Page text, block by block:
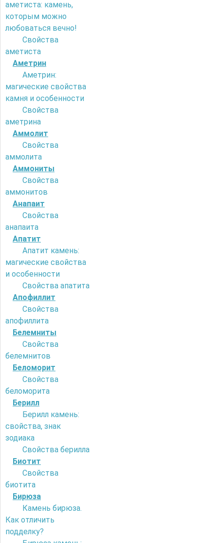
аметиста: камень,
которым можно
любоваться вечно!
Свойства
аметиста
Аметрин
Аметрин:
магические свойства
камня и особенности
Свойства
аметрина
Аммолит
Свойства
аммолита
Аммониты
Свойства
аммонитов
Анапаит
Свойства
анапаита
Апатит
Апатит камень:
магические свойства
и особенности
Свойства апатита
Апофиллит
Свойства
апофиллита
Белемниты
Свойства
белемнитов
Беломорит
Свойства
беломорита
Берилл
Берилл камень:
свойства, знак
зодиака
Свойства берилла
Биотит
Свойства
биотита
Бирюза
Камень бирюза.
Как отличить
подделку?